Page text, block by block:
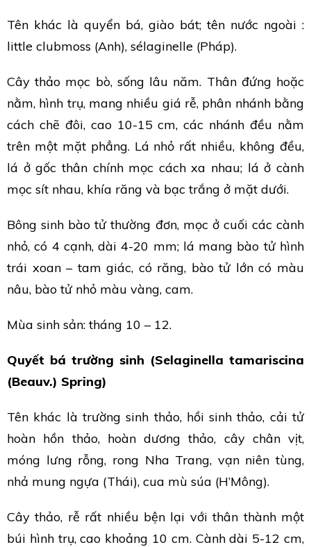
Tên khác là quyển bá, giào bát; tên nước ngoài :
little clubmoss (Anh), sélaginelle (Pháp).
Cây thảo mọc bò, sống lâu năm. Thân đứng hoặc
nằm, hình trụ, mang nhiều giá rễ, phân nhánh bằng
cách chẽ đôi, cao 10-15 cm, các nhánh đều nằm
trên một mặt phẳng. Lá nhỏ rất nhiều, không đều,
lá ở gốc thân chính mọc cách xa nhau; lá ở cành
mọc sít nhau, khía răng và bạc trắng ở mặt dưới.
Bông sinh bào tử thường đơn, mọc ở cuối các cành
nhỏ, có 4 cạnh, dài 4-20 mm; lá mang bào tử hình
trái xoan – tam giác, có răng, bào tử lớn có màu
nâu, bào tử nhỏ màu vàng, cam.
Mùa sinh sản: tháng 10 – 12.
Quyết bá trường sinh (Selaginella tamariscina
(Beauv.) Spring)
Tên khác là trường sinh thảo, hồi sinh thảo, cải tử
hoàn hồn thảo, hoàn dương thảo, cây chân vịt,
móng lưng rỗng, rong Nha Trang, vạn niên tùng,
nhả mung ngựa (Thái), cua mù súa (H’Mông).
Cây thảo, rễ rất nhiều bện lại với thân thành một
búi hình trụ, cao khoảng 10 cm. Cành dài 5-12 cm,